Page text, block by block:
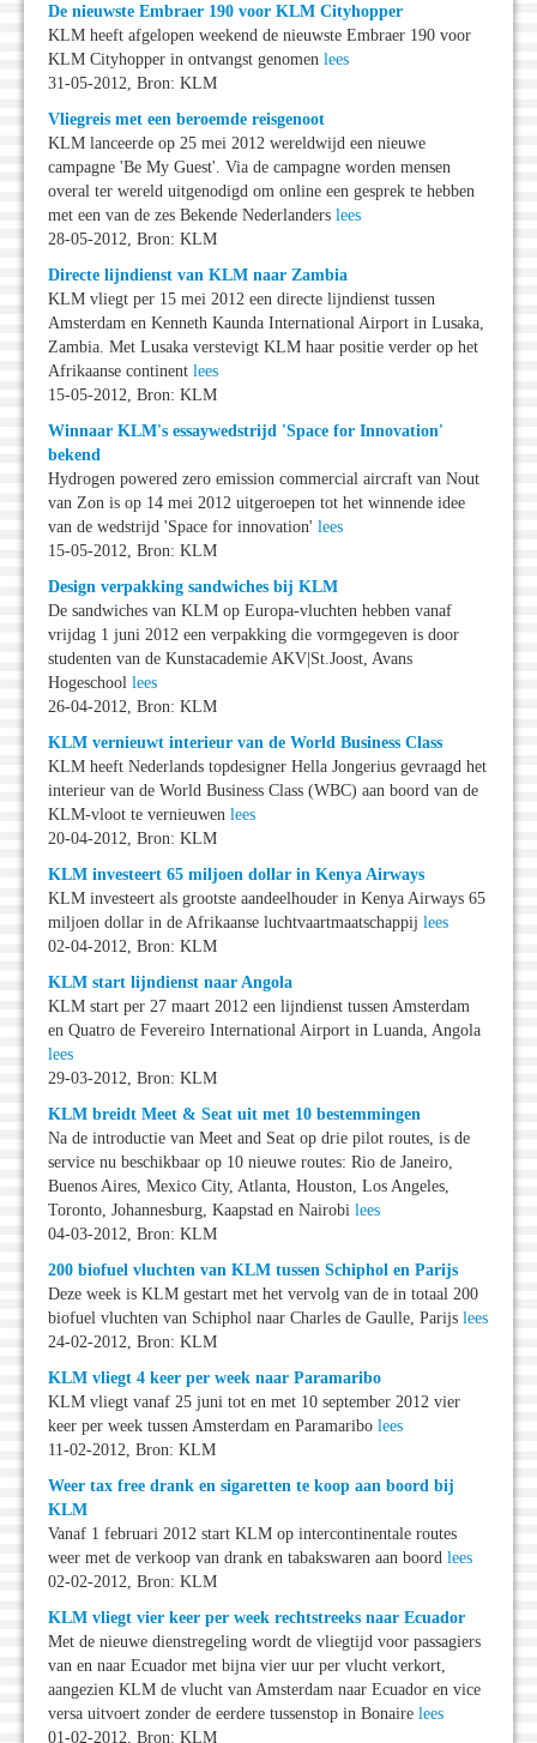
De nieuwste Embraer 190 voor KLM Cityhopper
KLM heeft afgelopen weekend de nieuwste Embraer 190 voor
KLM Cityhopper in ontvangst genomen lees
31-05-2012, Bron: KLM
Vliegreis met een beroemde reisgenoot
KLM lanceerde op 25 mei 2012 wereldwijd een nieuwe
campagne 'Be My Guest'. Via de campagne worden mensen
overal ter wereld uitgenodigd om online een gesprek te hebben
met een van de zes Bekende Nederlanders lees
28-05-2012, Bron: KLM
Directe lijndienst van KLM naar Zambia
KLM vliegt per 15 mei 2012 een directe lijndienst tussen
Amsterdam en Kenneth Kaunda International Airport in Lusaka,
Zambia. Met Lusaka verstevigt KLM haar positie verder op het
Afrikaanse continent lees
15-05-2012, Bron: KLM
Winnaar KLM's essaywedstrijd 'Space for Innovation'
bekend
Hydrogen powered zero emission commercial aircraft van Nout
van Zon is op 14 mei 2012 uitgeroepen tot het winnende idee
van de wedstrijd 'Space for innovation' lees
15-05-2012, Bron: KLM
Design verpakking sandwiches bij KLM
De sandwiches van KLM op Europa-vluchten hebben vanaf
vrijdag 1 juni 2012 een verpakking die vormgegeven is door
studenten van de Kunstacademie AKV|St.Joost, Avans
Hogeschool lees
26-04-2012, Bron: KLM
KLM vernieuwt interieur van de World Business Class
KLM heeft Nederlands topdesigner Hella Jongerius gevraagd het
interieur van de World Business Class (WBC) aan boord van de
KLM-vloot te vernieuwen lees
20-04-2012, Bron: KLM
KLM investeert 65 miljoen dollar in Kenya Airways
KLM investeert als grootste aandeelhouder in Kenya Airways 65
miljoen dollar in de Afrikaanse luchtvaartmaatschappij lees
02-04-2012, Bron: KLM
KLM start lijndienst naar Angola
KLM start per 27 maart 2012 een lijndienst tussen Amsterdam
en Quatro de Fevereiro International Airport in Luanda, Angola
lees
29-03-2012, Bron: KLM
KLM breidt Meet & Seat uit met 10 bestemmingen
Na de introductie van Meet and Seat op drie pilot routes, is de
service nu beschikbaar op 10 nieuwe routes: Rio de Janeiro,
Buenos Aires, Mexico City, Atlanta, Houston, Los Angeles,
Toronto, Johannesburg, Kaapstad en Nairobi lees
04-03-2012, Bron: KLM
200 biofuel vluchten van KLM tussen Schiphol en Parijs
Deze week is KLM gestart met het vervolg van de in totaal 200
biofuel vluchten van Schiphol naar Charles de Gaulle, Parijs lees
24-02-2012, Bron: KLM
KLM vliegt 4 keer per week naar Paramaribo
KLM vliegt vanaf 25 juni tot en met 10 september 2012 vier
keer per week tussen Amsterdam en Paramaribo lees
11-02-2012, Bron: KLM
Weer tax free drank en sigaretten te koop aan boord bij
KLM
Vanaf 1 februari 2012 start KLM op intercontinentale routes
weer met de verkoop van drank en tabakswaren aan boord lees
02-02-2012, Bron: KLM
KLM vliegt vier keer per week rechtstreeks naar Ecuador
Met de nieuwe dienstregeling wordt de vliegtijd voor passagiers
van en naar Ecuador met bijna vier uur per vlucht verkort,
aangezien KLM de vlucht van Amsterdam naar Ecuador en vice
versa uitvoert zonder de eerdere tussenstop in Bonaire lees
01-02-2012, Bron: KLM